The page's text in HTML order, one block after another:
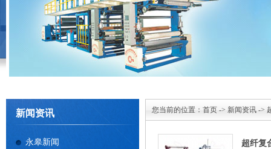
新闻资讯
永皋新闻
您当前的位置： 首页 -> 新闻资讯 ->
超纤复